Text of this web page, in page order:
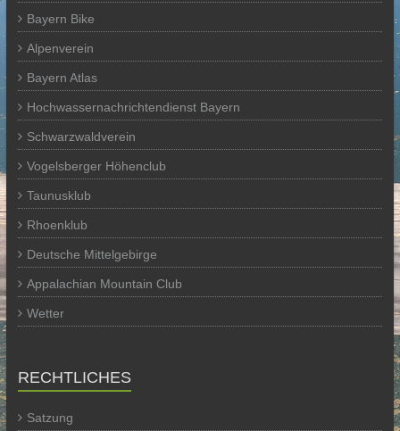
Bayern Bike
Alpenverein
Bayern Atlas
Hochwassernachrichtendienst Bayern
Schwarzwaldverein
Vogelsberger Höhenclub
Taunusklub
Rhoenklub
Deutsche Mittelgebirge
Appalachian Mountain Club
Wetter
RECHTLICHES
Satzung